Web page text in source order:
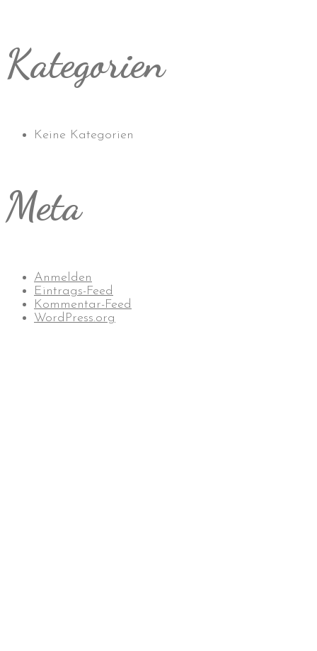
Kategorien
Keine Kategorien
Meta
Anmelden
Eintrags-Feed
Kommentar-Feed
WordPress.org